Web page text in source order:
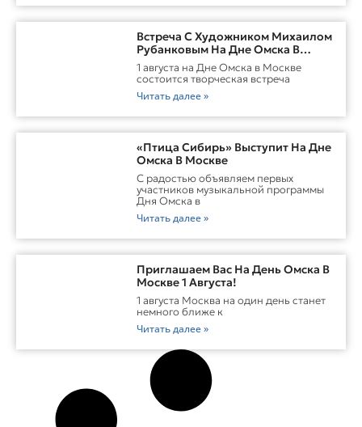
Встреча С Художником Михаилом
Рубанковым На Дне Омска В
Москве
1 августа на Дне Омска в Москве
состоится творческая встреча
Читать далее »
«Птица Сибирь» Выступит На Дне
Омска В Москве
С радостью объявляем первых
участников музыкальной программы
Дня Омска в
Читать далее »
Приглашаем Вас На День Омска В
Москве 1 Августа!
1 августа Москва на один день станет
немного ближе к
Читать далее »